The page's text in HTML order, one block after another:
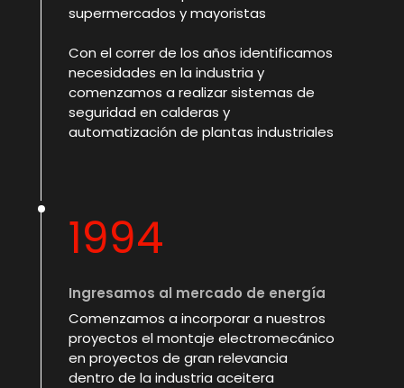
supermercados y mayoristas
Con el correr de los años identificamos
necesidades en la industria y
comenzamos a realizar sistemas de
seguridad en calderas y
automatización de plantas industriales
1994
Ingresamos al mercado de energía
Comenzamos a incorporar a nuestros
proyectos el montaje electromecánico
en proyectos de gran relevancia
dentro de la industria aceitera